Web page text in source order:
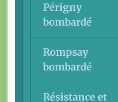
Périgny
bombardé
Rompsay
bombardé
Résistance et